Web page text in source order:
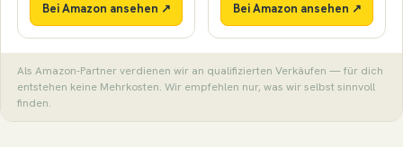
Bei Amazon ansehen ↗ Bei Amazon ansehen ↗
Als Amazon-Partner verdienen wir an qualifizierten Verkäufen — für dich
entstehen keine Mehrkosten. Wir empfehlen nur, was wir selbst sinnvoll
finden.